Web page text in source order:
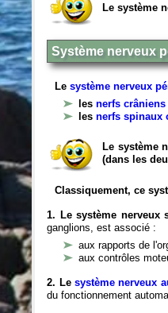
Le système
Système nerveux
Lesystème nerveux
lesnerfs crâniens
lesnerfs spinaux
Le système
(dans les
Classiquement, ce
1. Le système nerveux
ganglions, est associé :
aux rapports de
aux contrôles
2. Le système nerveux
du fonctionnement